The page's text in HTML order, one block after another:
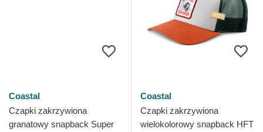
Coastal
Czapki zakrzywiona
granatowy snapback Super
Coastal
Czapki zakrzywiona
wielokolorowy snapback HFT